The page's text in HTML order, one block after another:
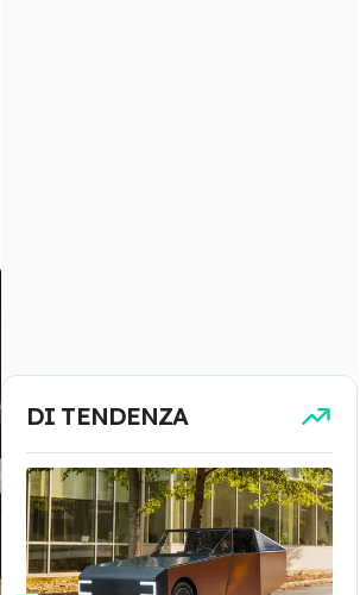
DI TENDENZA